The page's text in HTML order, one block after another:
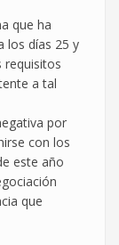
que ha
los días 25 y
requisitos
a tal
por
con los
este año
que